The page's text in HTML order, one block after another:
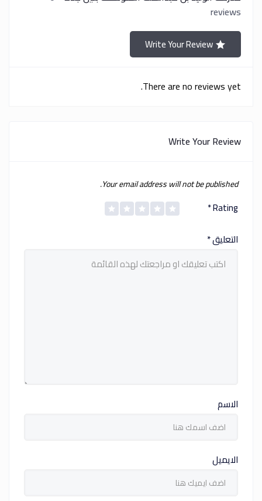
reviews
Write Your Review
There are no reviews yet.
Write Your Review
Your email address will not be published.
Rating
*
التعليق*
الاسم
الايميل